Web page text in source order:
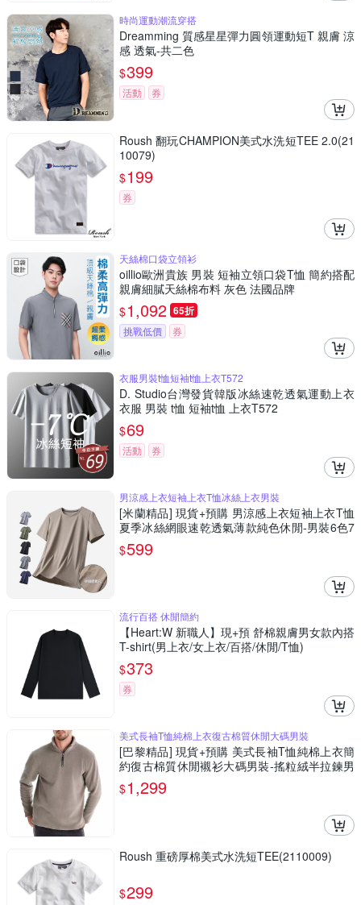
時尚運動潮流穿搭
Dreamming 質感星星彈力圓領運動短T 親膚 涼
感 透氣-共二色
$399
活動 券
Roush 翻玩CHAMPION美式水洗短TEE 2.0(21
10079)
$199
券
天絲棉口袋立領衫
oillio歐洲貴族 男裝 短袖立領口袋T恤 簡約搭配
親膚細膩天絲棉布料 灰色 法國品牌
$1,092 65折
挑戰低價 券
衣服男裝t恤短袖t恤上衣T572
D. Studio台灣發貨韓版冰絲速乾透氣運動上衣
衣服 男裝 t恤 短袖t恤 上衣T572
$69
活動 券
男涼感上衣短袖上衣T恤冰絲上衣男裝
[米蘭精品] 現貨+預購 男涼感上衣短袖上衣T恤
夏季冰絲網眼速乾透氣薄款純色休閒-男裝6色7
4lg4
$599
流行百搭 休閒簡約
【Heart:W 新職人】現+預 舒棉親膚男女款內搭
T-shirt(男上衣/女上衣/百搭/休閒/T恤)
$373
券
美式長袖T恤純棉上衣復古棉質休閒大碼男裝
[巴黎精品] 現貨+預購 美式長袖T恤純棉上衣簡
約復古棉質休閒襯衫大碼男裝-搖粒絨半拉鍊男
上衣8色a1kz12
$1,299
Roush 重磅厚棉美式水洗短TEE(2110009)
$299